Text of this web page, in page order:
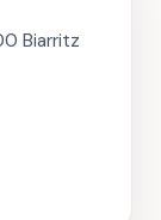
Biarritz